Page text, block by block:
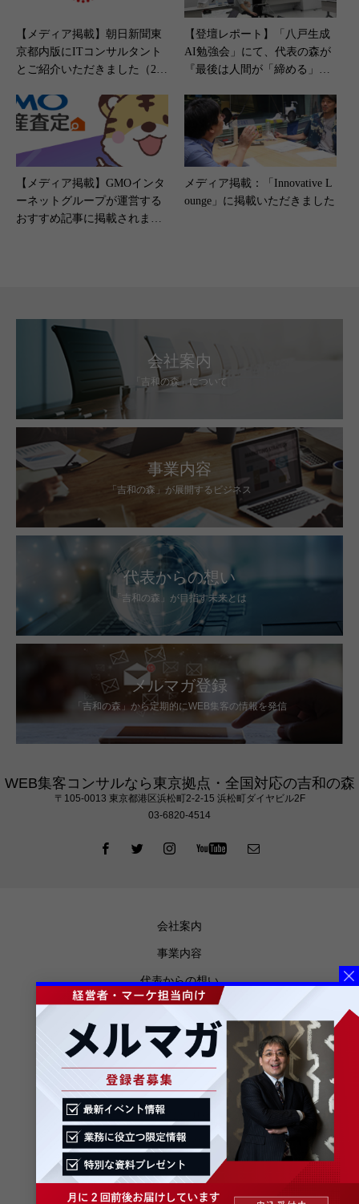
【メディア掲載】朝日新聞東
京都内版にITコンサルタント
とご紹介いただきました（202
【登壇レポート】「八戸生成
AI勉強会」にて、代表の森が
『最後は人間が「締める」』
た
【メディア掲載】GMOインタ
ーネットグループが運営する
おすすめ記事に掲載されまし
メディア掲載：「Innovative L
ounge」に掲載いただきました
会社案内
「吉和の森」について
事業内容
「吉和の森」が展開するビジネス
代表からの想い
「吉和の森」が目指す未来とは
メルマガ登録
「吉和の森」から定期的にWEB集客の情報を発信
WEB集客コンサルなら東京拠点・全国対応の吉和の森
〒105‐0013 東京都港区浜松町2-2-15 浜松町ダイヤビル2F
03-6820-4514
会社案内
事業内容
代表からの想い
お知らせ
メディア掲載
ブログ
プライバシーポリシー
特定商取引法に基づく表記
メルマガ登録
お問合せ